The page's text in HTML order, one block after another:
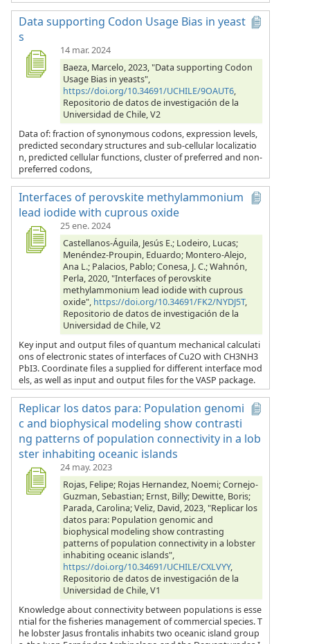
Data supporting Codon Usage Bias in yeast
s
14 mar. 2024
Baeza, Marcelo, 2023, "Data supporting Codon
Usage Bias in yeasts",
https://doi.org/10.34691/UCHILE/9OAUT6,
Repositorio de datos de investigación de la
Universidad de Chile, V2
Data of: fraction of synonymous codons, expression levels,
predicted secondary structures and sub-cellular localizatio
n, predicted cellular functions, cluster of preferred and non-
preferred codons,
Interfaces of perovskite methylammonium
lead iodide with cuprous oxide
25 ene. 2024
Castellanos-Águila, Jesús E.; Lodeiro, Lucas;
Menéndez-Proupin, Eduardo; Montero-Alejo,
Ana L.; Palacios, Pablo; Conesa, J. C.; Wahnón,
Perla, 2020, "Interfaces of perovskite
methylammonium lead iodide with cuprous
oxide", https://doi.org/10.34691/FK2/NYDJ5T,
Repositorio de datos de investigación de la
Universidad de Chile, V2
Key input and output files of quantum mechanical calculati
ons of electronic states of interfaces of Cu2O with CH3NH3
PbI3. Coordinate files a supplied for different interface mod
els, as well as input and output files for the VASP package.
Replicar los datos para: Population genomi
c and biophysical modeling show contrasti
ng patterns of population connectivity in a lob
ster inhabiting oceanic islands
24 may. 2023
Rojas, Felipe; Rojas Hernandez, Noemi; Cornejo-
Guzman, Sebastian; Ernst, Billy; Dewitte, Boris;
Parada, Carolina; Veliz, David, 2023, "Replicar los
datos para: Population genomic and
biophysical modeling show contrasting
patterns of population connectivity in a lobster
inhabiting oceanic islands",
https://doi.org/10.34691/UCHILE/CXLVYY,
Repositorio de datos de investigación de la
Universidad de Chile, V1
Knowledge about connectivity between populations is esse
ntial for the fisheries management of commercial species. T
he lobster Jasus frontalis inhabits two oceanic island group